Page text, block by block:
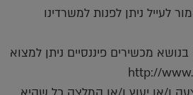
לעייל ניתן לפנות למשרדינו
מכשירים פיננסיים ניתן למצוא